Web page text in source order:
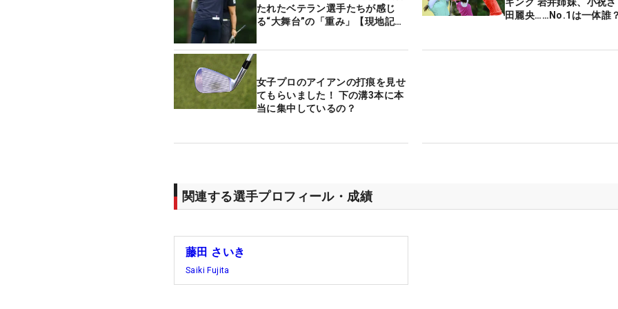
たれたベテラン選手たちが感じ
る“大舞台”の「重み」【現地記者
田麗央……No.1は一体誰？
女子プロのアイアンの打痕を見せ
てもらいました！ 下の溝3本に本
当に集中しているの？
関連する選手プロフィール・成績
藤田 さいき
Saiki Fujita